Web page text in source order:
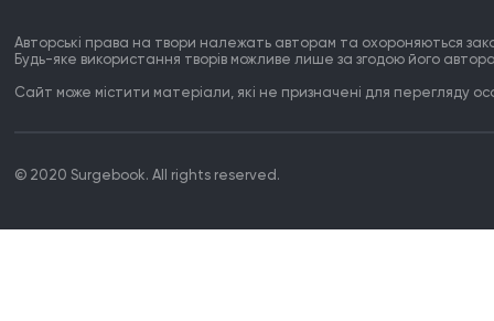
Авторські права на твори належать авторам та охороняються
Будь-яке використання творів можливе лише за згодою його
Сайт може містити матеріали, які не призначені для перегляду
© 2020 Surgebook. All rights reserved.